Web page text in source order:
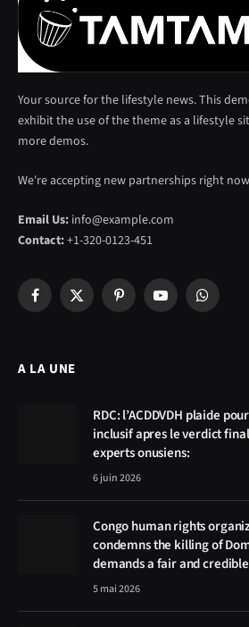
Your source for the lifestyle news. This
exhibit the use of the theme as a lifestyle
more demos.
We're accepting new partnerships right
Email Us: info@example.com
Contact:+1-320-0123-451
Facebook
X
PinterestYouTubeWhatsApp
A LA UNE
RDC: l’ACDDVDH plaide
inclusif apres le verdict
experts onusiens:
6 juin 2026
Congo human rights
condemns the killing of
demands a fair and
5 mai 2026